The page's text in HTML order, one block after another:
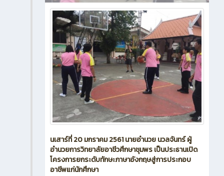
นเสาร์ที่ 20 มกราคม 2561 นายอำนวย นวลจันทร์ ผู้
อำนวยการวิทยาลัยอาชีวศึกษาชุมพร เป็นประธานเปิด
โครงการยกระดับทักษะภาษาอังกฤษสู่การประกอบ
อาชีพแก่นักศึกษา